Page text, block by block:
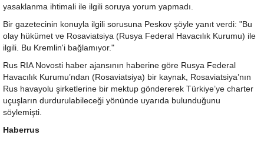
yasaklanma ihtimali ile ilgili soruya yorum yapmadı.
Bir gazetecinin konuyla ilgili sorusuna Peskov şöyle yanıt verdi: "Bu
olay hükümet ve Rosaviatsiya (Rusya Federal Havacılık Kurumu) ile
ilgili. Bu Kremlin'i bağlamıyor."
Rus RIA Novosti haber ajansının haberine göre Rusya Federal
Havacılık Kurumu’ndan (Rosaviatsiya) bir kaynak, Rosaviatsiya’nın
Rus havayolu şirketlerine bir mektup göndererek Türkiye’ye charter
uçuşların durdurulabileceği yönünde uyarıda bulunduğunu
söylemişti.
Haberrus